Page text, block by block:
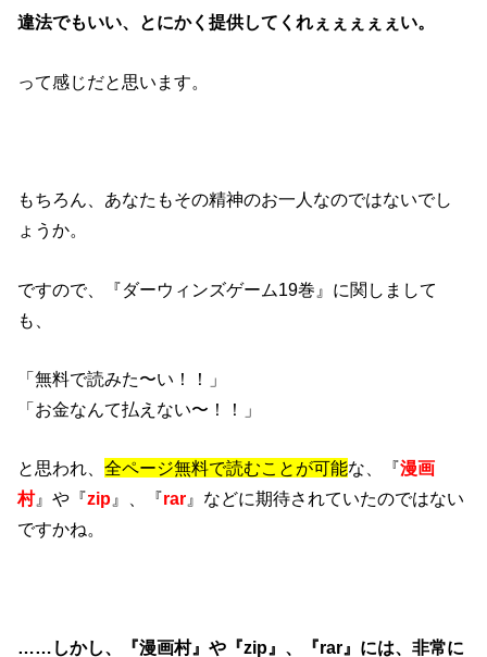
違法でもいい、とにかく提供してくれぇぇぇぇぇい。
って感じだと思います。
もちろん、あなたもその精神のお一人なのではないでし
ょうか。
ですので、『ダーウィンズゲーム19巻』に関しまして
も、
「無料で読みた〜い！！」
「お金なんて払えない〜！！」
と思われ、全ページ無料で読むことが可能な、『漫画
村』や『zip 』、『rar 』などに期待されていたのではない
ですかね。
……しかし、『漫画村』や『zip』、『rar』には、非常に